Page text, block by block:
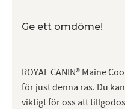
Ge ett omdöme!
ROYAL CANIN® Maine
för just denna ras. Du
viktigt för oss att